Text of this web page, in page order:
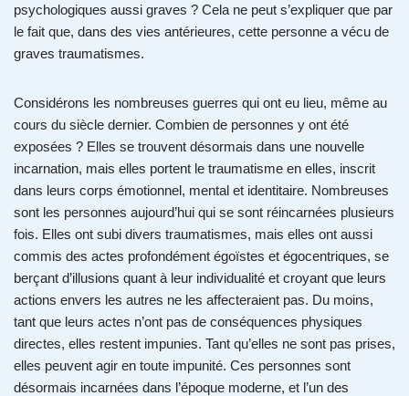
psychologiques aussi graves ? Cela ne peut s’expliquer que par
le fait que, dans des vies antérieures, cette personne a vécu de
graves traumatismes.
Considérons les nombreuses guerres qui ont eu lieu, même au
cours du siècle dernier. Combien de personnes y ont été
exposées ? Elles se trouvent désormais dans une nouvelle
incarnation, mais elles portent le traumatisme en elles, inscrit
dans leurs corps émotionnel, mental et identitaire. Nombreuses
sont les personnes aujourd’hui qui se sont réincarnées plusieurs
fois. Elles ont subi divers traumatismes, mais elles ont aussi
commis des actes profondément égoïstes et égocentriques, se
berçant d’illusions quant à leur individualité et croyant que leurs
actions envers les autres ne les affecteraient pas. Du moins,
tant que leurs actes n’ont pas de conséquences physiques
directes, elles restent impunies. Tant qu’elles ne sont pas prises,
elles peuvent agir en toute impunité. Ces personnes sont
désormais incarnées dans l’époque moderne, et l’un des